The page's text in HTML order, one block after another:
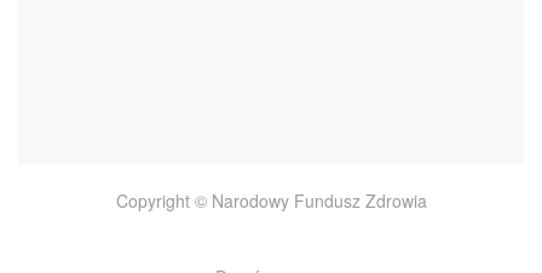
Copyright © Narodowy Fundusz Zdrowia